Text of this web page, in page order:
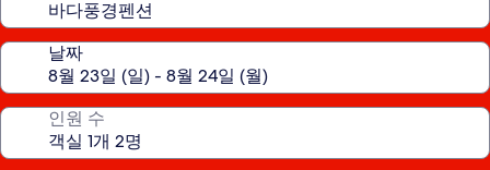
날짜
인원 수